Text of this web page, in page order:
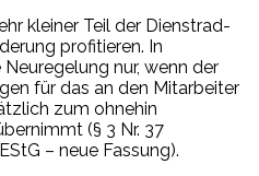
kleiner Teil der Dienstrad-
profitieren. In
nur, wenn der
für das an den Mitarbeiter
zum ohnehin
(§ 3 Nr. 37
– neue Fassung).